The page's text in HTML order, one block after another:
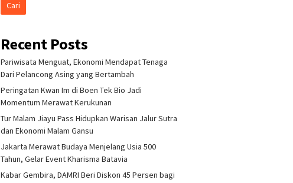
Cari
Recent Posts
Pariwisata Menguat, Ekonomi Mendapat Tenaga
Dari Pelancong Asing yang Bertambah
Peringatan Kwan Im di Boen Tek Bio Jadi
Momentum Merawat Kerukunan
Tur Malam Jiayu Pass Hidupkan Warisan Jalur Sutra
dan Ekonomi Malam Gansu
Jakarta Merawat Budaya Menjelang Usia 500
Tahun, Gelar Event Kharisma Batavia
Kabar Gembira, DAMRI Beri Diskon 45 Persen bagi